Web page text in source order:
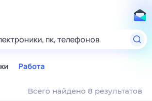
пк, телефонов
Работа
Всего найдено 8 результатов